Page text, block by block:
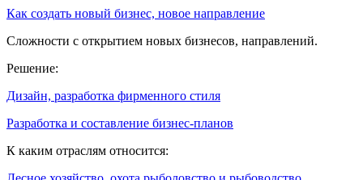
Как создать новый бизнес, новое направление
Сложности с открытием новых бизнесов, направлений.
Решение:
Дизайн, разработка фирменного стиля
Разработка и составление бизнес-планов
К каким отраслям относится: